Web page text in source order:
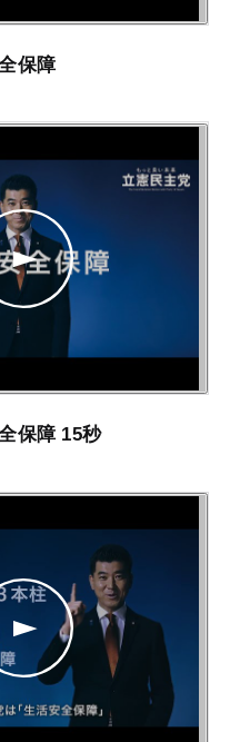
保障
保障 15秒